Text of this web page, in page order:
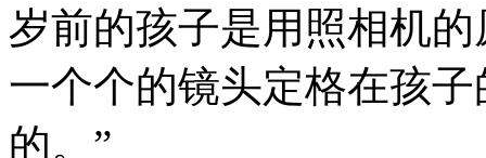
岁前的孩子是用照相机
一个个的镜头定格在孩
的。”